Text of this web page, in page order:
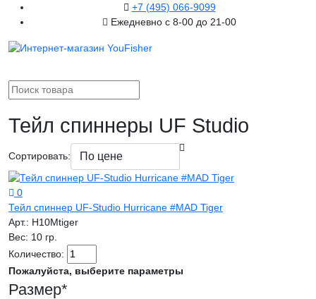
+7 (495) 066-9099
Ежедневно с 8-00 до 21-00
Тейл спиннеры UF Studio
Сортировать:
0
Тейл спиннер UF-Studio Hurricane #MAD Tiger
Арт.: H10Mtiger
Вес: 10 гр.
Количество:
Пожалуйста, выберите параметры
Размер*